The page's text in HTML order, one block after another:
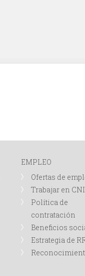
EMPLEO
Ofertas de
Trabajar en
Política de
contratación
Beneficios
Estrategia de